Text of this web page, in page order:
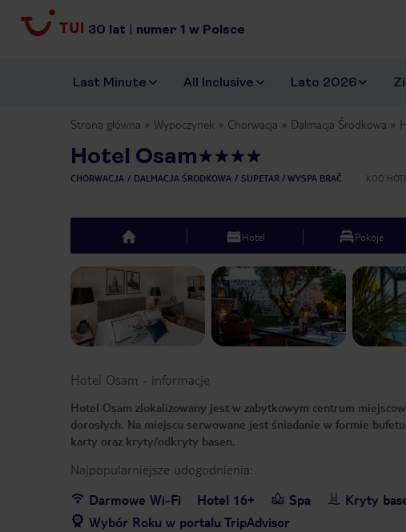
30 lat | numer 1 w Polsce
Last Minute All Inclusive Lato 2026
Strona główna Wypoczynek Chorwacja Dalmacja Środkowa
Hotel Osam
CHORWACJA DALMACJA ŚRODKOWA SUPETAR / WYSPA BRAČ KOD
top Hotel Pokoje
Previous slide
Hotel Osam - informacje
Hotel Osam zlokalizowany jest w zabytkowym centrum
dorosłych. Na miejscu serwowane jest śniadanie w formie
karty oraz kryty/odkryty basen.
Najpopularniejsze udogodnienia:
Darmowe Wi-Fi
Hotel 16+ Spa Kryty
Wybór Roku w portalu TripAdvisor